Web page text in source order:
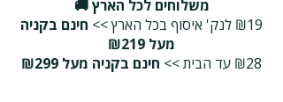
משלוחים לכל הארץ 🚚
₪19 לנק' איסוף בכל הארץ >>
חינם בקניה
מעל ₪219
₪28 עד הבית >>
חינם בקניה מעל ₪299